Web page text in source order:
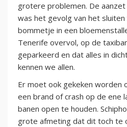
grotere problemen. De
was het gevolg van het sluiten
bommetje in een
Tenerife overvol, op de
geparkeerd en dat alles in
kennen we allen.
Er moet ook gekeken worden
een brand of crash op de ene
banen open te houden.
grote afmeting dat dit toch te